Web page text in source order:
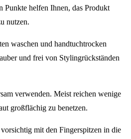
Punkte helfen Ihnen, das Produkt
nutzen.
waschen und handtuchtrocken
und frei von Stylingrückständen
verwenden. Meist reichen wenige
großflächig zu benetzen.
mit den Fingerspitzen in die